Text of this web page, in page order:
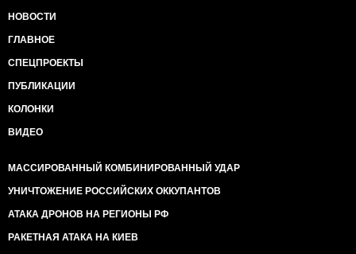
НОВОСТИ
ГЛАВНОЕ
СПЕЦПРОЕКТЫ
ПУБЛИКАЦИИ
КОЛОНКИ
ВИДЕО
МАССИРОВАННЫЙ КОМБИНИРОВАННЫЙ УДАР
УНИЧТОЖЕНИЕ РОССИЙСКИХ ОККУПАНТОВ
АТАКА ДРОНОВ НА РЕГИОНЫ РФ
РАКЕТНАЯ АТАКА НА КИЕВ